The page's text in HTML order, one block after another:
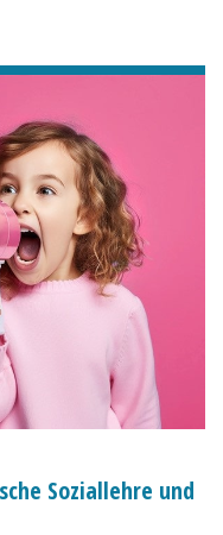
Soziallehre und